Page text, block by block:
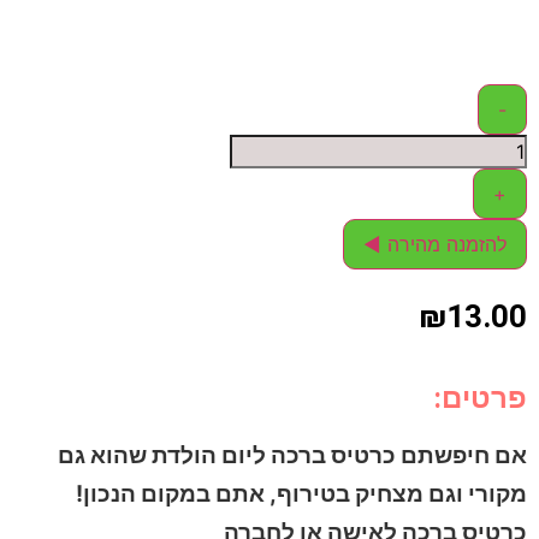
הולדת שהוא גם
במקום הנכון!